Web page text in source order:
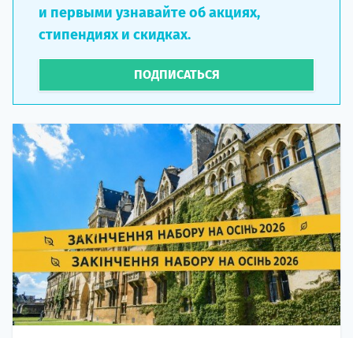
и первыми узнавайте об акциях,
стипендиях и скидках.
ПОДПИСАТЬСЯ